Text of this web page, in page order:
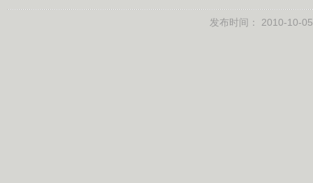
发布时间： 2010-10-